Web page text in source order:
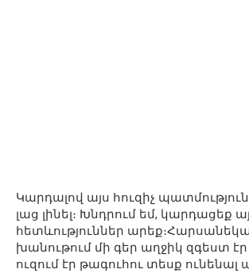
Կարդալով այս հուզիչ
լաց լինել։ Խնդրում եմ, կարդացեք
հետևություններ
խանութում մի գեր աղջիկ զգեստ
ուզում էր թագուհու տեսք ունենալ